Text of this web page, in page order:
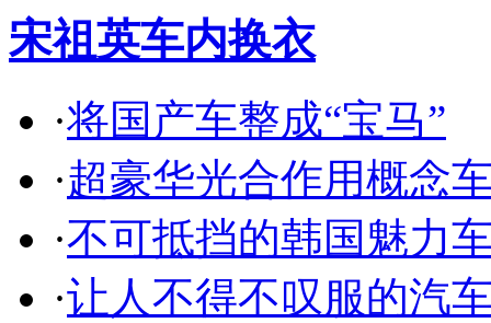
宋祖英车内换衣
·将国产车整成“宝马”
·超豪华光合作用概念
·不可抵挡的韩国魅力
·让人不得不叹服的汽